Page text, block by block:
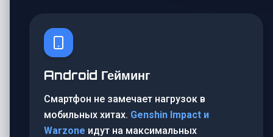
Android Гейминг
Смартфон не замечает нагрузок в
мобильных хитах. Genshin Impact и
Warzone идут на максимальных